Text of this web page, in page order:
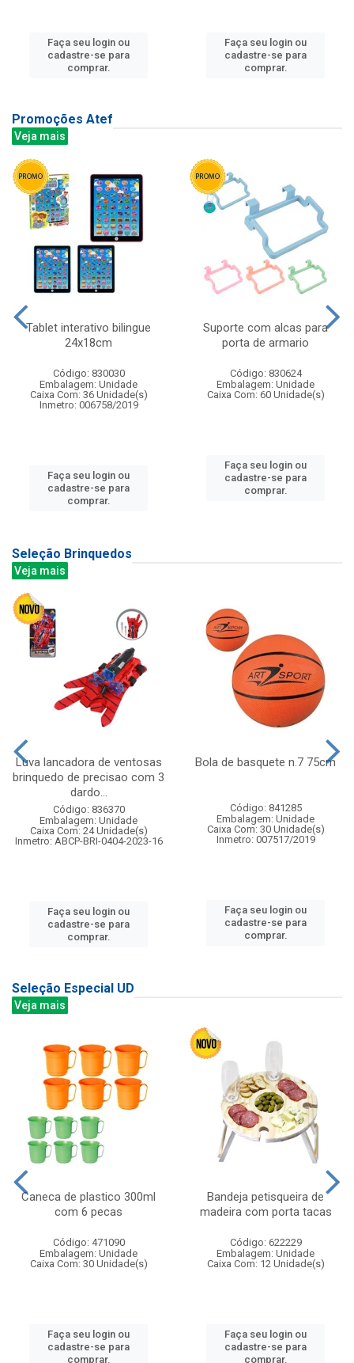
Faça seu login ou
cadastre-se para
comprar.
Faça seu login ou
cadastre-se para
comprar.
Promoções Atef
Veja mais
Tablet interativo bilingue
24x18cm
Código: 830030
Embalagem: Unidade
Caixa Com: 36 Unidade(s)
Inmetro: 006758/2019
Faça seu login ou
cadastre-se para
comprar.
Suporte com alcas para
porta de armario
Código: 830624
Embalagem: Unidade
Caixa Com: 60 Unidade(s)
Faça seu login ou
cadastre-se para
comprar.
Seleção Brinquedos
Veja mais
Luva lancadora de ventosas
brinquedo de precisao com 3
dardo...
Código: 836370
Embalagem: Unidade
Caixa Com: 24 Unidade(s)
Inmetro: ABCP-BRI-0404-2023-16
Faça seu login ou
cadastre-se para
comprar.
Bola de basquete n.7 75cm
Código: 841285
Embalagem: Unidade
Caixa Com: 30 Unidade(s)
Inmetro: 007517/2019
Faça seu login ou
cadastre-se para
comprar.
Seleção Especial UD
Veja mais
Caneca de plastico 300ml
com 6 pecas
Código: 471090
Embalagem: Unidade
Caixa Com: 30 Unidade(s)
Faça seu login ou
cadastre-se para
comprar.
Bandeja petisqueira de
madeira com porta tacas
Código: 622229
Embalagem: Unidade
Caixa Com: 12 Unidade(s)
Faça seu login ou
cadastre-se para
comprar.